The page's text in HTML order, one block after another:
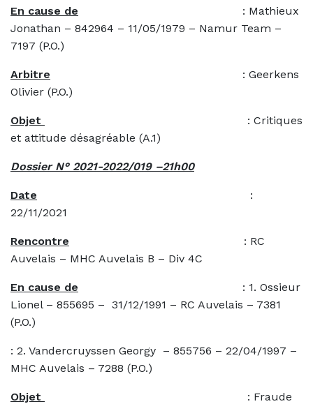
En cause de : Mathieux
Jonathan – 842964 – 11/05/1979 – Namur Team –
7197 (P.O.)
Arbitre : Geerkens
Olivier (P.O.)
Objet
: Critiques
et attitude désagréable (A.1)
Dossier N° 2021-2022/019 –21h00
Date :
22/11/2021
Rencontre : RC
Auvelais – MHC Auvelais B – Div 4C
En cause de : 1. Ossieur
Lionel – 855695 – 31/12/1991 – RC Auvelais – 7381
(P.O.)
: 2. Vandercruyssen Georgy – 855756 – 22/04/1997 –
MHC Auvelais – 7288 (P.O.)
Objet
: Fraude